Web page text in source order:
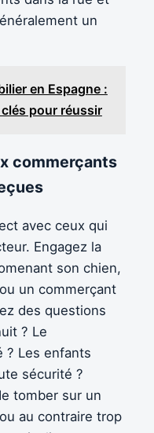
un
en Espagne :
pour réussir
commerçants
avec ceux qui
Engagez la
son chien,
un commerçant
des questions
? Le
? Les enfants
sécurité ?
tomber sur un
au contraire trop